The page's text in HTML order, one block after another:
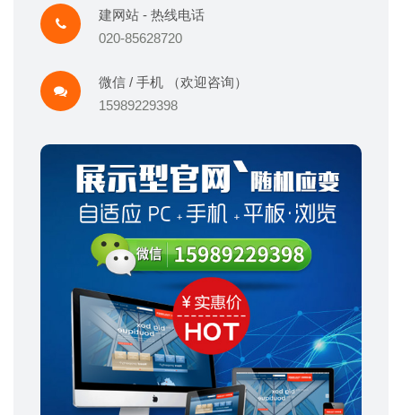
建网站 - 热线电话
020-85628720
微信 / 手机 （欢迎咨询）
15989229398